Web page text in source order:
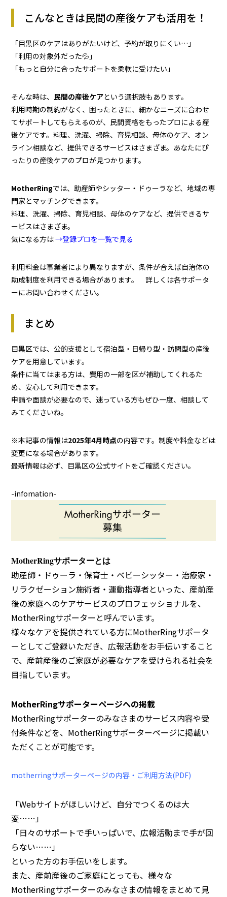
こんなときは民間の産後ケアも活用を！
「目黒区のケアはありがたいけど、予約が取りにくい…」
「利用の対象外だった💦」
「もっと自分に合ったサポートを柔軟に受けたい」
そんな時は、 民間の産後ケアという選択肢もあります。
利用時期の制約がなく、困ったときに、細かなニーズに合わせ
てサポートしてもらえるのが、民間資格をもったプロによる産
後ケアです。料理、洗濯、掃除、育児相談、母体のケア、オン
ライン相談など、提供できるサービスはさまざま。あなたにぴ
ったりの産後ケアのプロが見つかります。
MotherRingでは、助産師やシッター・ドゥーラなど、地域の専
門家とマッチングできます。
料理、洗濯、掃除、育児相談、母体のケアなど、提供できるサ
ービスはさまざま。
気になる方は→登録プロを一覧で見る
利用料金は事業者により異なりますが、条件が合えば自治体の
助成制度を利用できる場合があります。 詳しくは各サポータ
ーにお問い合わせください。
まとめ
目黒区では、公的支援として宿泊型・日帰り型・訪問型の産後
ケアを用意しています。
条件に当てはまる方は、費用の一部を区が補助してくれるた
め、安心して利用できます。
申請や面談が必要なので、迷っている方もぜひ一度、相談して
みてくださいね。
※本記事の情報は2025年4月時点の内容です。制度や料金などは
変更になる場合があります。
最新情報は必ず、目黒区の公式サイトをご確認ください。
-infomation-
MotherRingサポーターとは
助産師・ドゥーラ・保育士・ベビーシッター・治療家・
リラクゼーション施術者・運動指導者といった、産前産
後の家庭へのケアサービスのプロフェッショナルを、
MotherRingサポーターと呼んでいます。
様々なケアを提供されている方にMotherRingサポータ
ーとしてご登録いただき、広報活動をお手伝いすること
で、産前産後のご家庭が必要なケアを受けられる社会を
目指しています。
MotherRingサポーターページへの掲載
MotherRingサポーターのみなさまのサービス内容や受
付条件などを、MotherRingサポーターページに掲載い
ただくことが可能です。
motherringサポーターページの内容・ご利用方法(PDF)
「Webサイトがほしいけど、自分でつくるのは大
変……」
「日々のサポートで手いっぱいで、広報活動まで手が回
らない……」
といった方のお手伝いをします。
また、産前産後のご家庭にとっても、様々な
MotherRingサポーターのみなさまの情報をまとめて見